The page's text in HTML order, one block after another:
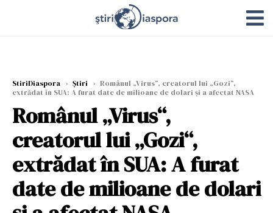
StiriDiaspora › Știri › Românul „Virus“, creatorul lui „Gozi“,
extrădat în SUA: A furat date de milioane de dolari și a afectat NASA
Românul „Virus“,
creatorul lui „Gozi“,
extrădat în SUA: A furat
date de milioane de dolari